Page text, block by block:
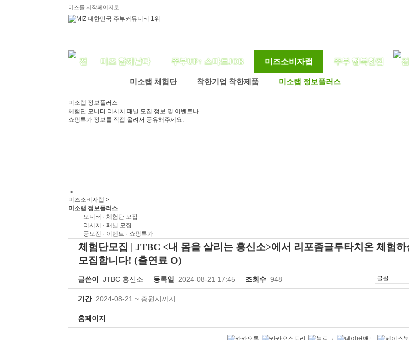
미즈를 시작페이지로
미즈 함께날다 주부UP↑ 스마트JOB 미즈소비자랩 주부 행복한집
미소랩 체험단 착한기업 착한제품 미소랩 정보플러스
미소랩 정보플러스
체험단 모니터 리서치 패널 모집 정보 및 이벤트나
쇼핑특가 정보를 직접 올려서 공유해주세요.
>
미즈소비자랩 >
미소랩 정보플러스
모니터 · 체험단 모집
리서치 · 패널 모집
공모전 · 이벤트 · 쇼핑특가
체험단모집 | JTBC <내 몸을 살리는 흥신소>에서 리포좀글루타치온 체험하
모집합니다! (출연료 O)
글쓴이 JTBC 흥신소 등록일 2024-08-21 17:45 조회수 948
기간 2024-08-21 ~ 충원시까지
홈페이지